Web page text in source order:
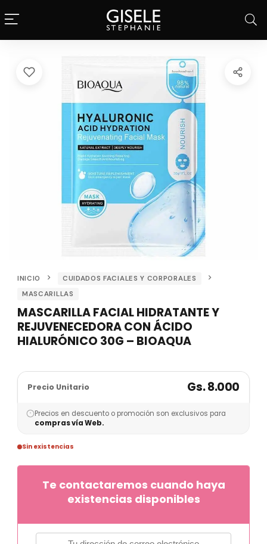
INICIO
CUIDADOS FACIALES Y CORPORALES
MASCARILLAS
MASCARILLA FACIAL HIDRATANTE Y
REJUVENECEDORA CON ÁCIDO
HIALURÓNICO 30G – BIOAQUA
Precio Unitario Gs. 8.000
Precios en descuento o promoción son exclusivos para
compras vía Web.
Sin existencias
Te contactaremos cuando haya
existencias disponibles